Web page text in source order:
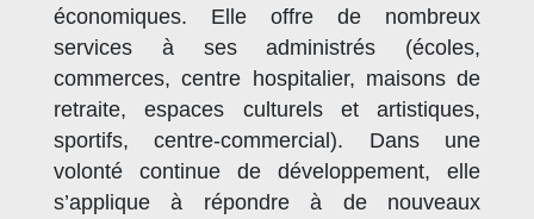
économiques. Elle offre de nombreux
services à ses administrés (écoles,
commerces, centre hospitalier, maisons de
retraite, espaces culturels et artistiques,
sportifs, centre-commercial). Dans une
volonté continue de développement, elle
s’applique à répondre à de nouveaux